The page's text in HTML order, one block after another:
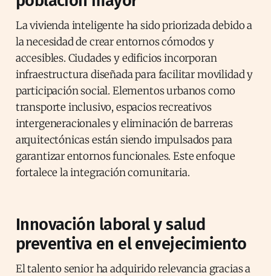
La vivienda inteligente ha sido priorizada debido a
la necesidad de crear entornos cómodos y
accesibles. Ciudades y edificios incorporan
infraestructura diseñada para facilitar movilidad y
participación social. Elementos urbanos como
transporte inclusivo, espacios recreativos
intergeneracionales y eliminación de barreras
arquitectónicas están siendo impulsados para
garantizar entornos funcionales. Este enfoque
fortalece la integración comunitaria.
Innovación laboral y salud
preventiva en el envejecimiento
El talento senior ha adquirido relevancia gracias a